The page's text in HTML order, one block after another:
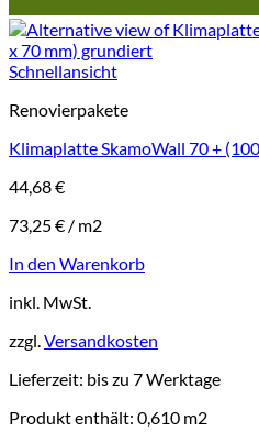
Schnellansicht
Renovierpakete
Klimaplatte SkamoWall 70 +
44,68€
73,25€ / m2
In den Warenkorb
inkl. MwSt.
zzgl.Versandkosten
Lieferzeit: bis zu 7 Werktage
Produkt enthält: 0,610 m2